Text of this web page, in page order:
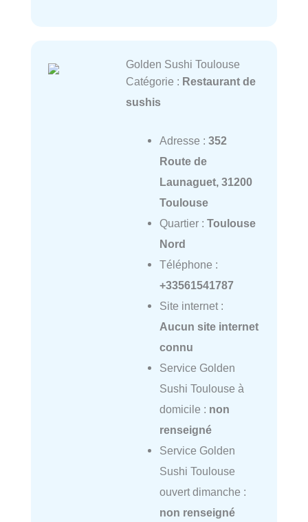
Golden Sushi Toulouse
Catégorie : Restaurant de
sushis
Adresse : 352
Route de
Launaguet, 31200
Toulouse
Quartier : Toulouse
Nord
Téléphone :
+33561541787
Site internet :
Aucun site internet
connu
Service Golden
Sushi Toulouse à
domicile : non
renseigné
Service Golden
Sushi Toulouse
ouvert dimanche :
non renseigné